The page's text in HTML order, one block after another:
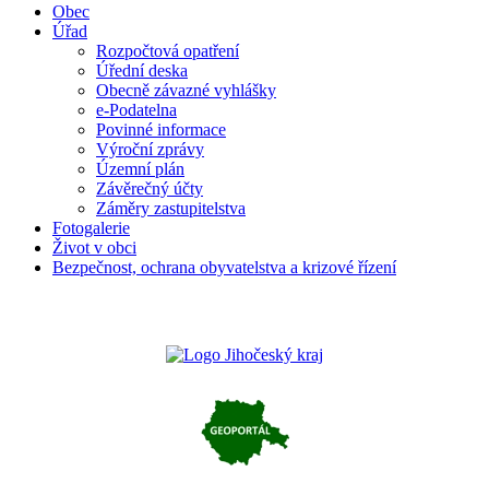
Obec
Úřad
Rozpočtová opatření
Úřední deska
Obecně závazné vyhlášky
e-Podatelna
Povinné informace
Výroční zprávy
Územní plán
Závěrečný účty
Záměry zastupitelstva
Fotogalerie
Život v obci
Bezpečnost, ochrana obyvatelstva a krizové řízení